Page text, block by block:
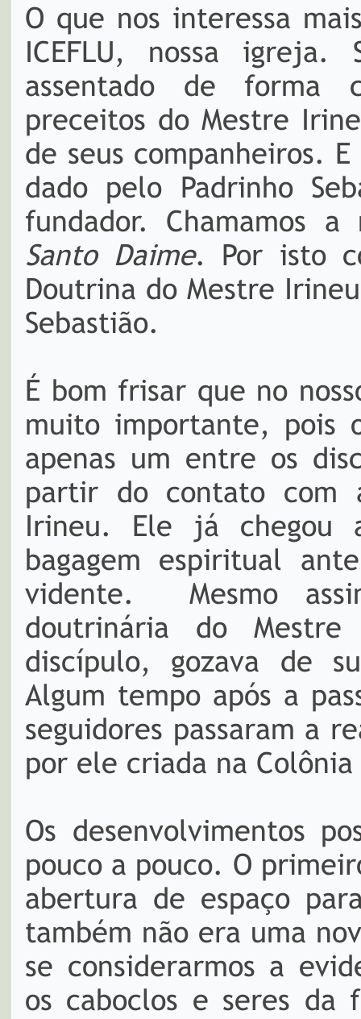
O que nos interessa
ICEFLU, nossa
assentado de forma
preceitos do Mestre
de seus companheiros.
dado pelo Padrinho
fundador. Chamamos
Santo Daime. Por isto
Doutrina do Mestre
Sebastião.
É bom frisar que no
muito importante, pois
apenas um entre os
partir do contato com
Irineu. Ele já chegou
bagagem espiritual
vidente. Mesmo
doutrinária do
discípulo, gozava de
Algum tempo após a
seguidores passaram a
por ele criada na
Os desenvolvimentos
pouco a pouco. O
abertura de espaço
também não era uma
se considerarmos a
os caboclos e seres da